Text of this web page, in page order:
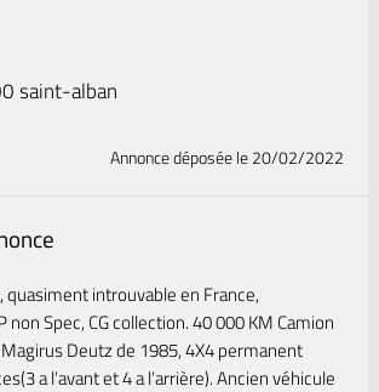
saint-alban
Annonce déposéele 20/02/2022
introuvable en France,
non Spec, CG collection. 40 000 KM Camion
Deutz de 1985, 4X4 permanent
a l’avant et 4 a l’arrière). Ancien véhicule